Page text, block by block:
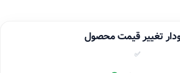
تغییر قیمت محصول
✅